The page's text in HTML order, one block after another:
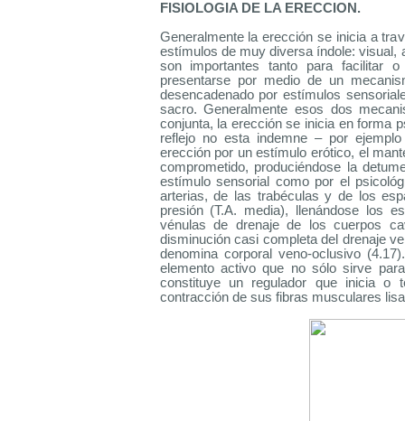
FISIOLOGIA DE LA ERECCION.
Generalmente la erección se inicia a
estímulos de muy diversa índole: visual,
son importantes tanto para facilitar
presentarse por medio de un
desencadenado por estímulos
sacro. Generalmente esos dos
conjunta, la erección se inicia en forma
reflejo no esta indemne – por
erección por un estímulo erótico, el
comprometido, produciéndose la
estímulo sensorial como por el
arterias, de las trabéculas y de los
presión (T.A. media), llenándose los
vénulas de drenaje de los cuerpos
disminución casi completa del drenaje
denomina corporal veno-oclusivo
elemento activo que no sólo sirve
constituye un regulador que inicia o
contracción de sus fibras musculares